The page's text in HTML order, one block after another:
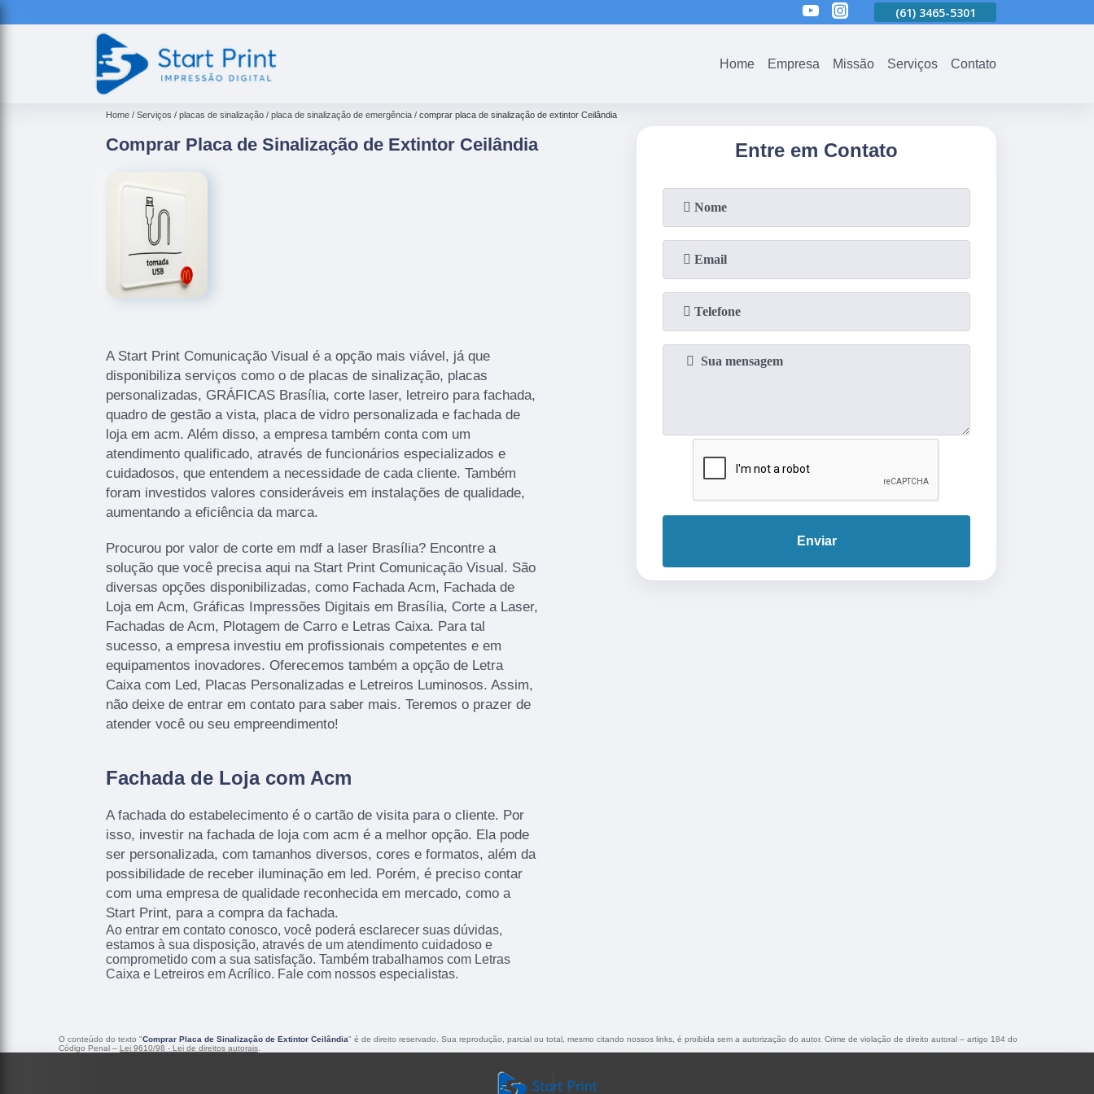
3465-5301 (61) 3465-5301
Home Empresa Missão Serviços Contato
Home Serviços placas de sinalização placa de sinalização de emergência comprar placa de sinalização de extintor Ceilândia
Comprar Placa de Sinalização de Extintor Ceilândia
A Start Print Comunicação Visual é a opção mais viável, já que
disponibiliza serviços como o de placas de sinalização, placas
personalizadas, GRÁFICAS Brasília, corte laser, letreiro para fachada,
quadro de gestão a vista, placa de vidro personalizada e fachada de
loja em acm. Além disso, a empresa também conta com um
atendimento qualificado, através de funcionários especializados e
cuidadosos, que entendem a necessidade de cada cliente. Também
foram investidos valores consideráveis em instalações de qualidade,
aumentando a eficiência da marca.
Procurou por valor de corte em mdf a laser Brasília? Encontre a
solução que você precisa aqui na Start Print Comunicação Visual. São
diversas opções disponibilizadas, como Fachada Acm, Fachada de
Loja em Acm, Gráficas Impressões Digitais em Brasília, Corte a Laser,
Fachadas de Acm, Plotagem de Carro e Letras Caixa. Para tal
sucesso, a empresa investiu em profissionais competentes e em
equipamentos inovadores. Oferecemos também a opção de Letra
Caixa com Led, Placas Personalizadas e Letreiros Luminosos. Assim,
não deixe de entrar em contato para saber mais. Teremos o prazer de
atender você ou seu empreendimento!
Fachada de Loja com Acm
A fachada do estabelecimento é o cartão de visita para o cliente. Por
isso, investir na fachada de loja com acm é a melhor opção. Ela pode
ser personalizada, com tamanhos diversos, cores e formatos, além da
possibilidade de receber iluminação em led. Porém, é preciso contar
com uma empresa de qualidade reconhecida em mercado, como a
Start Print, para a compra da fachada.
Ao entrar em contato conosco, você poderá esclarecer suas dúvidas,
estamos à sua disposição, através de um atendimento cuidadoso e
comprometido com a sua satisfação. Também trabalhamos com Letras
Caixa e Letreiros em Acrílico. Fale com nossos especialistas.
Entre em Contato
Enviar
O conteúdo do texto "Comprar Placa de Sinalização de Extintor Ceilândia" é de direito reservado. Sua reprodução, parcial ou total, mesmo citando nossos links, é proibida sem a autorização do autor. Crime de violação de direito autoral – artigo 184 do
Código Penal – Lei 9610/98 - Lei de direitos autorais